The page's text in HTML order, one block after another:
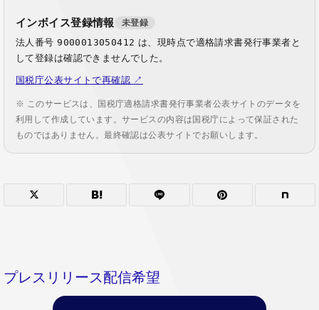
インボイス登録情報 未登録
法人番号9000013050412 は、現時点で適格請求書発行事業者と
して登録は確認できませんでした。
国税庁公表サイトで再確認 ↗
※ このサービスは、国税庁適格請求書発行事業者公表サイトのデータを
利用して作成しています。サービスの内容は国税庁によって保証された
ものではありません。最終確認は公表サイトでお願いします。
プレスリリース配信希望